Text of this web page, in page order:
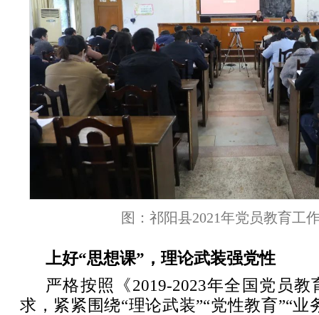
图：祁阳县2021年党员教育工
上好“思想课”，理论武装强党性
严格按照《2019-2023年全国党员
求，紧紧围绕“理论武装”“党性教育”“业